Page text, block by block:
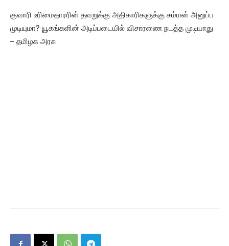
குவாரி உரிமைதாரரின் தவறுக்கு அதிகாரிகளுக்கு சம்மன் அனுப்ப
முடியுமா? யூகங்களின் அடிப்படையில் விசாரணை நடத்த முடியாது
– தமிழக அரசு